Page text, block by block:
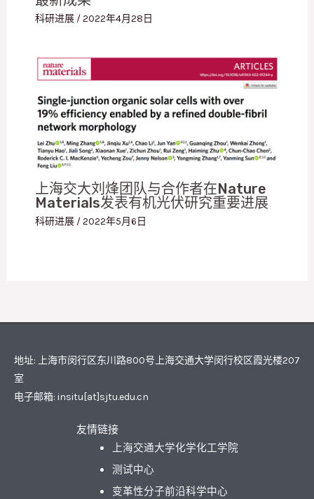
科研进展/2022年4月28日
上海交大刘烽团队与合作者在Nature
Materials发表有机光伏研究重要进展
科研进展/2022年5月6日
地址: 上海市闵行区东川路800号上海交通大学闵行校区霞光楼207
室
电子邮箱: insitu[at]sjtu.edu.cn
友情链接
上海交通大学化学化工学院
测试中心
变革性分子前沿科学中心